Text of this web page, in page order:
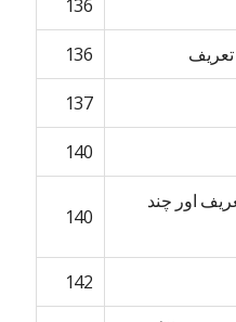
136
136
137
140
اور چند
140
142